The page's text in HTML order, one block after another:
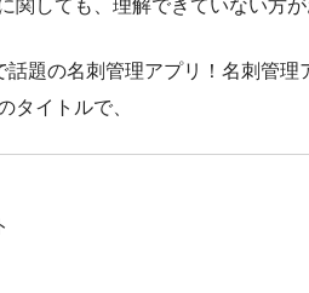
題の名刺管理アプリ！名刺管
タイトルで、